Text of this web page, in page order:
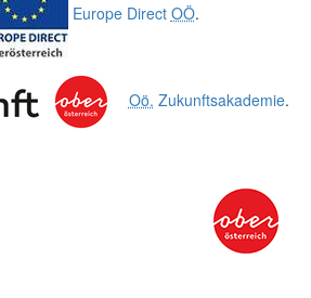
Europe Direct OÖ.
Oö. Zukunftsakademie.